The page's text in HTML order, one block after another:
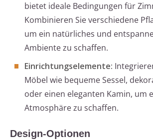
bietet ideale Bedingungen für
Kombinieren Sie verschiedene
um ein natürliches und
Ambiente zu schaffen.
Einrichtungselemente:
Möbel wie bequeme Sessel,
oder einen eleganten Kamin, um
Atmosphäre zu schaffen.
Design-Optionen